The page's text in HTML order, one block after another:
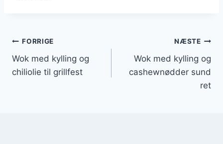
Indlægsnavigation
FORRIGE
Wok med kylling og
chiliolie til grillfest
NÆSTE
Wok med kylling og
cashewnødder sund
ret